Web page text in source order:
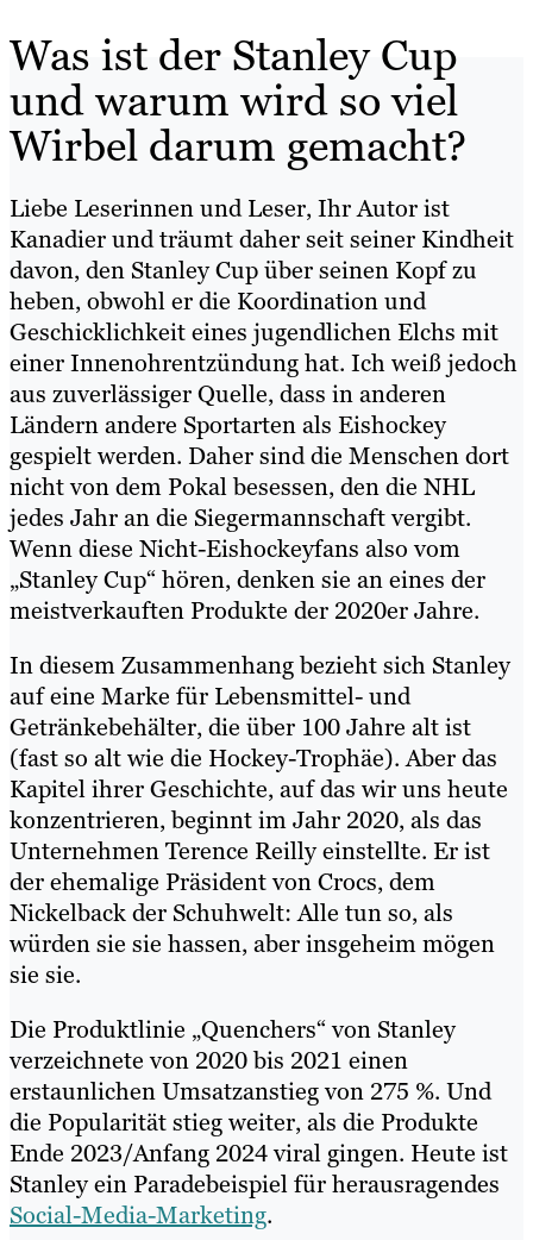
Was ist der Stanley Cup
und warum wird so viel
Wirbel darum gemacht?
Liebe Leserinnen und Leser, Ihr Autor ist
Kanadier und träumt daher seit seiner Kindheit
davon, den Stanley Cup über seinen Kopf zu
heben, obwohl er die Koordination und
Geschicklichkeit eines jugendlichen Elchs mit
einer Innenohrentzündung hat. Ich weiß jedoch
aus zuverlässiger Quelle, dass in anderen
Ländern andere Sportarten als Eishockey
gespielt werden. Daher sind die Menschen dort
nicht von dem Pokal besessen, den die NHL
jedes Jahr an die Siegermannschaft vergibt.
Wenn diese Nicht-Eishockeyfans also vom
„Stanley Cup“ hören, denken sie an eines der
meistverkauften Produkte der 2020er Jahre.
In diesem Zusammenhang bezieht sich Stanley
auf eine Marke für Lebensmittel- und
Getränkebehälter, die über 100 Jahre alt ist
(fast so alt wie die Hockey-Trophäe). Aber das
Kapitel ihrer Geschichte, auf das wir uns heute
konzentrieren, beginnt im Jahr 2020, als das
Unternehmen Terence Reilly einstellte. Er ist
der ehemalige Präsident von Crocs, dem
Nickelback der Schuhwelt: Alle tun so, als
würden sie sie hassen, aber insgeheim mögen
sie sie.
Die Produktlinie „Quenchers“ von Stanley
verzeichnete von 2020 bis 2021 einen
erstaunlichen Umsatzanstieg von 275 %. Und
die Popularität stieg weiter, als die Produkte
Ende 2023/Anfang 2024 viral gingen. Heute ist
Stanley ein Paradebeispiel für herausragendes
Social-Media-Marketing.